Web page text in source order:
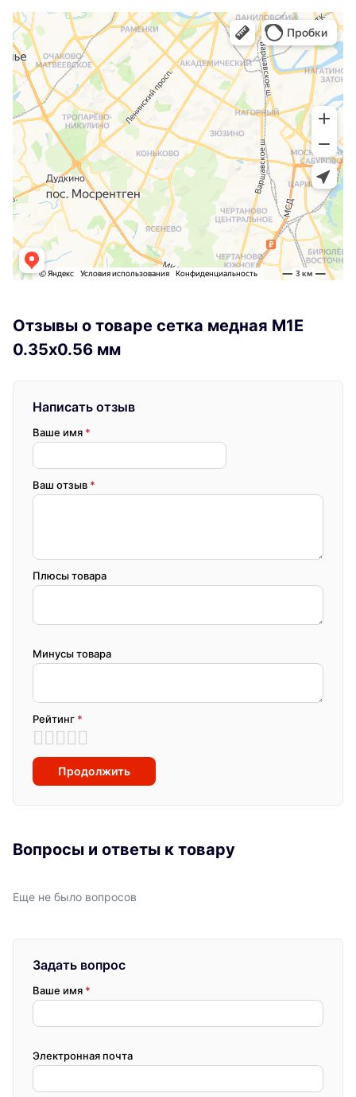
Отзывы о товаре сетка медная М1Е
0.35х0.56 мм
Написать отзыв
Ваше имя *
Ваш отзыв *
Плюсы товара
Минусы товара
Рейтинг *
Продолжить
Вопросы и ответы к товару
Еще не было вопросов
Задать вопрос
Ваше имя *
Электронная почта